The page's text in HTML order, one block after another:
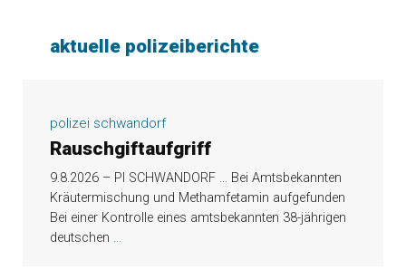
aktuelle polizeiberichte
polizei schwandorf
Rauschgiftaufgriff
9.8.2026 – PI SCHWANDORF … Bei Amtsbekannten
Kräutermischung und Methamfetamin aufgefunden
Bei einer Kontrolle eines amtsbekannten 38-jährigen
deutschen ...